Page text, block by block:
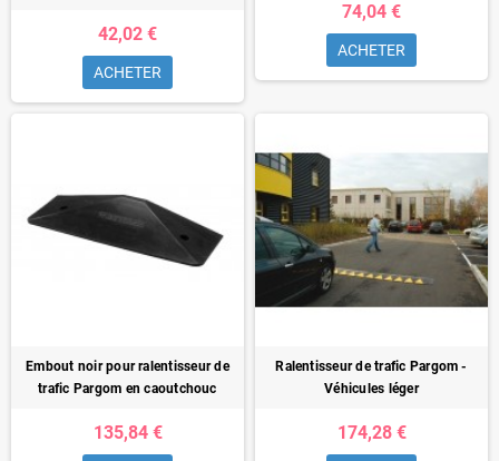
42,02 €
ACHETER
74,04 €
ACHETER
Embout noir pour ralentisseur de
trafic Pargom en caoutchouc
135,84 €
Ralentisseur de trafic Pargom -
Véhicules léger
174,28 €